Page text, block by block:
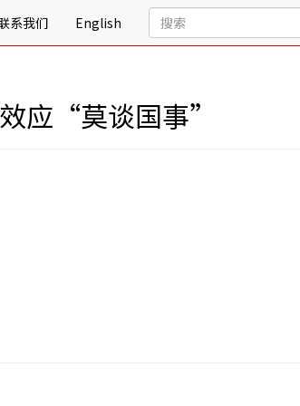
系我们 English
应“莫谈国事”